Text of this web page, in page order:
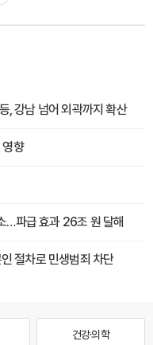
, 강남 넘어 외곽까지 확산
향
…파급 효과 26조 원 달해
절차로 민생범죄 차단
건강·의학